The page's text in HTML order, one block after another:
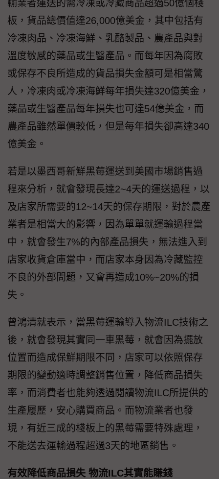
輸業者運送的需冷凍或冷藏商品超過50億個棧
板，貨品總價值達26,000億美金，其中包括有
冷凍肉品、冷凍海鮮、乳酪製品、農產品與對
溫度敏感的藥品或生醫產品。而每年因為腐敗
或保存不良所造成的貨品損失金額可是相當驚
人，冷凍肉或冷凍海鮮每年損失達320億美金，
藥品或生醫產品每年損失也可達54億美金，而
農產品雖然單價較低，但是每年損失卻高達340
億美金。
若是以墨西哥新鮮黑莓運送到美國市場銷售過
程來分析，就會發現長達2~4天的運送過程，以
及店家所需要的12~14天的保存期限，對於農產
業者是相當大的影響，因為單單就運輸過程當
中，就會發生7%的內部產品損失，無法進入到
店家收貨倉庫當中，而店家本身因為冷藏監控
不良的外部問題，又會再造成10%~20%的損
失。
曾鴻清就表示，當黑莓運輸導入物流ILC技術之
後，就會發現其實同一車黑莓，就會因為擺放
位置而造成保鮮期限不同，店家可以依照保存
期限的變動適時調整銷售位置，降低商品損失
率，而消費者也能夠透過閱讀物流ILC所提供的
生產履歷，安心購買商品。而物流業者也發
現，有近三成的棧板上的黑莓需要特殊處理，
不能送去運輸過程超過3天的地區銷售。
有效降低商品損失 物流ILC其實能賺錢